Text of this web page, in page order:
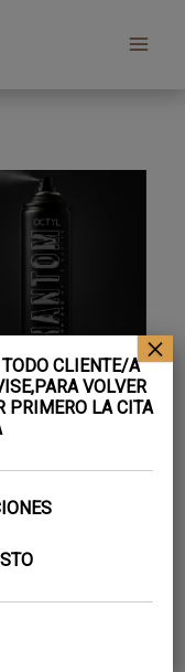
| Matte
CLIENTE/A
VOLVER
PRIMERO LA CITA
×